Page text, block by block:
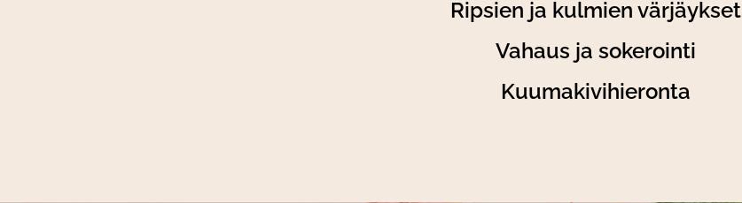
Ripsien ja kulmien värjäykset
Vahaus ja sokerointi
Kuumakivihieronta